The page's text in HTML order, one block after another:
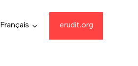
Français erudit.org